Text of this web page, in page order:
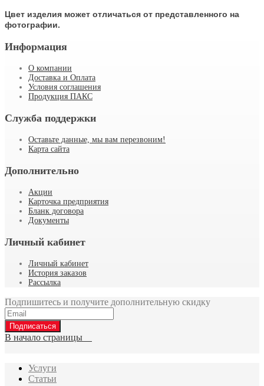
Цвет изделия может отличаться от представленного на
фотографии.
Информация
О компании
Доставка и Оплата
Условия соглашения
Продукция ПАКС
Служба поддержки
Оставьте данные, мы вам перезвоним!
Карта сайта
Дополнительно
Акции
Карточка предприятия
Бланк договора
Документы
Личный кабинет
Личный кабинет
История заказов
Рассылка
Подпишитесь и получите дополнительную скидку
Подписаться
В начало страницы
Услуги
Статьи